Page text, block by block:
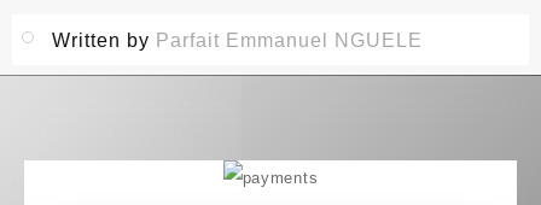
Written by Parfait Emmanuel NGUELE